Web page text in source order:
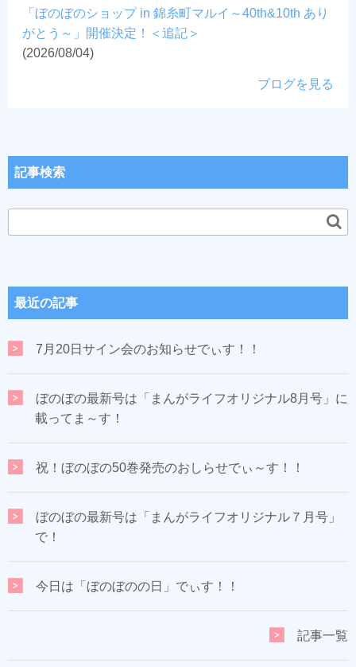
「ぼのぼのショップ in 錦糸町マルイ～40th&10th あり
がとう～」開催決定！＜追記＞
(2026/08/04)
ブログを見る
記事検索
最近の記事
7月20日サイン会のお知らせでぃす！！
ぼのぼの最新号は「まんがライフオリジナル8月号」に
載ってま～す！
祝！ぼのぼの50巻発売のおしらせでぃ～す！！
ぼのぼの最新号は「まんがライフオリジナル７月号」
で！
今日は「ぼのぼのの日」でぃす！！
記事一覧